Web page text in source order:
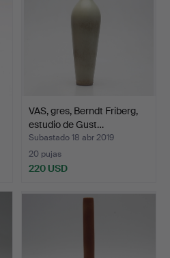
VAS, gres, Berndt Friberg,
estudio de Gust…
Subastado 18 abr 2019
20 pujas
220 USD